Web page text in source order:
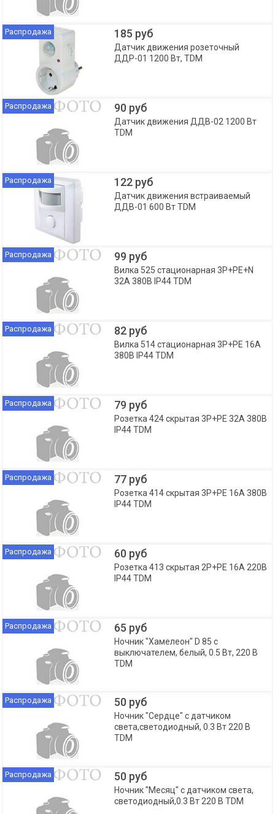
Распродажа 185 руб
Датчик движения розеточный
ДДР-01 1200 Вт, TDM
Распродажа 90 руб
Датчик движения ДДВ-02 1200 Вт
TDM
Распродажа 122 руб
Датчик движения встраиваемый
ДДВ-01 600 Вт TDM
Распродажа 99 руб
Вилка 525 стационарная 3Р+РЕ+N
32А 380В IP44 TDM
Распродажа 82 руб
Вилка 514 стационарная 3Р+РЕ 16А
380В IP44 TDM
Распродажа 79 руб
Розетка 424 скрытая 3Р+РЕ 32А 380В
IP44 TDM
Распродажа 77 руб
Розетка 414 скрытая 3Р+РЕ 16А 380В
IP44 TDM
Распродажа 60 руб
Розетка 413 скрытая 2Р+РЕ 16А 220В
IP44 TDM
Распродажа 65 руб
Ночник "Хамелеон" D 85 с
выключателем, белый, 0.5 Вт, 220 В
TDM
Распродажа 50 руб
Ночник "Сердце" с датчиком
света,светодиодный, 0.3 Вт 220 В
TDM
Распродажа 50 руб
Ночник "Месяц" с датчиком света,
светодиодный,0.3 Вт 220 В TDM